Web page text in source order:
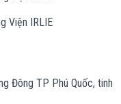
Viện IRLIE
Đông TP Phú Quốc, tinh